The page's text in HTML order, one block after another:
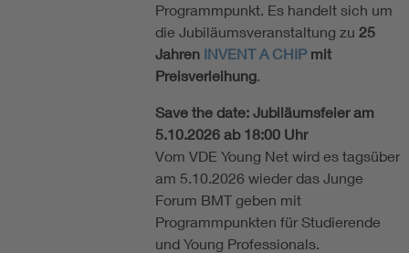
Programmpunkt. Es handelt sich um
die Jubiläumsveranstaltung zu 25
Jahren INVENT A CHIP mit
Preisverleihung.
Save the date: Jubiläumsfeier am
5.10.2026 ab 18:00 Uhr
Vom VDE Young Net wird es tagsüber
am 5.10.2026 wieder das Junge
Forum BMT geben mit
Programmpunkten für Studierende
und Young Professionals.